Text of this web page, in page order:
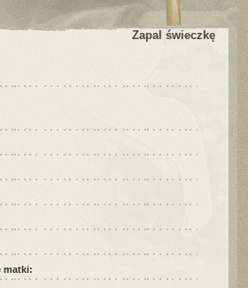
Zapal świeczkę
matki: